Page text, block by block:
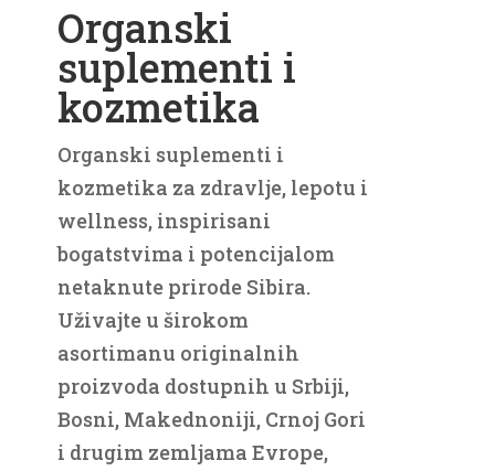
Organski
suplementi i
kozmetika
Organski suplementi i
kozmetika za zdravlje, lepotu i
wellness, inspirisani
bogatstvima i potencijalom
netaknute prirode Sibira.
Uživajte u širokom
asortimanu originalnih
proizvoda dostupnih u Srbiji,
Bosni, Makednoniji, Crnoj Gori
i drugim zemljama Evrope,